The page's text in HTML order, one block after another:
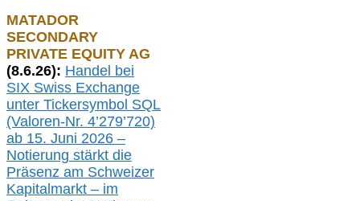
MATADOR
SECONDARY
PRIVATE EQUITY AG
(8.6.26): Handel bei
SIX Swiss Exchange
unter Tickersymbol SQL
(Valoren-Nr. 4’279’720)
ab 15. Juni 2026 –
Notierung stärkt die
Präsenz am Schweizer
Kapitalmarkt – im